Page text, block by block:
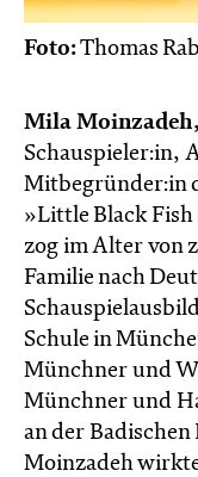
Foto:Thomas
Mila Moinzadeh,
Schauspieler:in,
Mitbegründer:in
»Little Black
zog im Alter von
Familie nach
Schule in
Münchner und
Münchner und
an der
Moinzadeh